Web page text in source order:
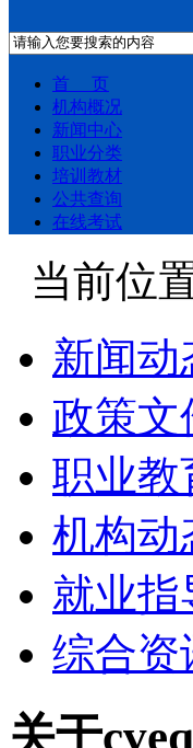
首 页
机构概况
新闻中心
职业分类
培训教材
公共查询
在线考试
当前位
新闻动
政策文
职业教
机构动
就业指
综合资
关于